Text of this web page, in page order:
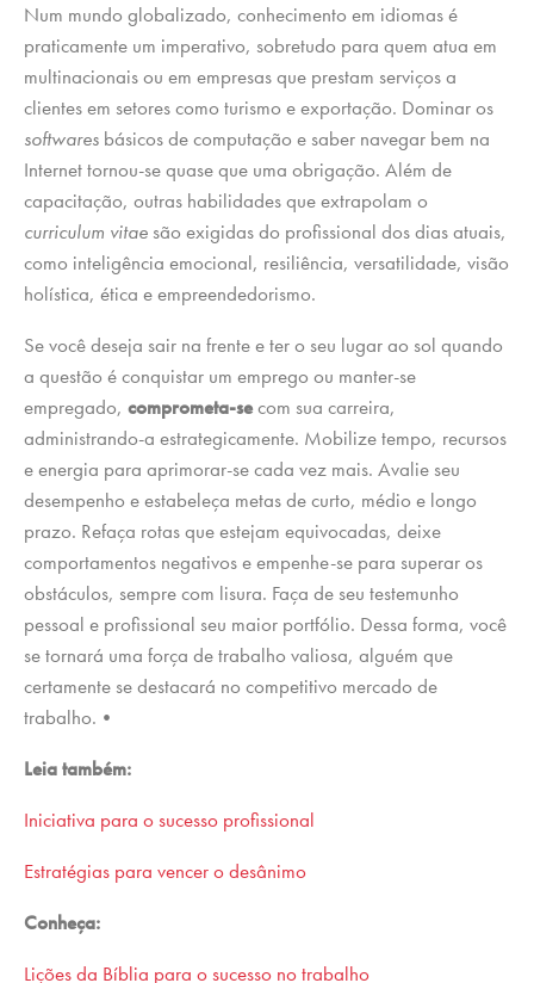
Num mundo globalizado, conhecimento em idiomas é
praticamente um imperativo, sobretudo para quem atua em
multinacionais ou em empresas que prestam serviços a
clientes em setores como turismo e exportação. Dominar os
softwares básicos de computação e saber navegar bem na
Internet tornou-se quase que uma obrigação. Além de
capacitação, outras habilidades que extrapolam o
curriculum vitae são exigidas do profissional dos dias atuais,
como inteligência emocional, resiliência, versatilidade, visão
holística, ética e empreendedorismo.
Se você deseja sair na frente e ter o seu lugar ao sol quando
a questão é conquistar um emprego ou manter-se
empregado, comprometa-secom sua carreira,
administrando-a estrategicamente. Mobilize tempo, recursos
e energia para aprimorar-se cada vez mais. Avalie seu
desempenho e estabeleça metas de curto, médio e longo
prazo. Refaça rotas que estejam equivocadas, deixe
comportamentos negativos e empenhe-se para superar os
obstáculos, sempre com lisura. Faça de seu testemunho
pessoal e profissional seu maior portfólio. Dessa forma, você
se tornará uma força de trabalho valiosa, alguém que
certamente se destacará no competitivo mercado de
trabalho.•
Leia também:
Iniciativa para o sucesso profissional
Estratégias para vencer o desânimo
Conheça:
Lições da Bíblia para o sucesso no trabalho